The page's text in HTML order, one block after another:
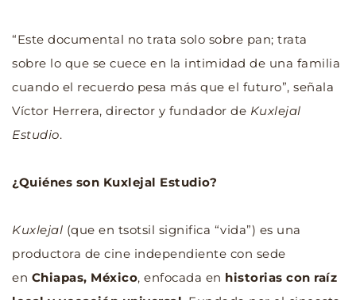
“Este documental no trata solo sobre pan; trata
sobre lo que se cuece en la intimidad de una familia
cuando el recuerdo pesa más que el futuro”, señala
Víctor Herrera, director y fundador de Kuxlejal
Estudio.
¿Quiénes son Kuxlejal Estudio?
Kuxlejal (que en tsotsil significa “vida”) es una
productora de cine independiente con sede
en Chiapas, México, enfocada en historias con raíz